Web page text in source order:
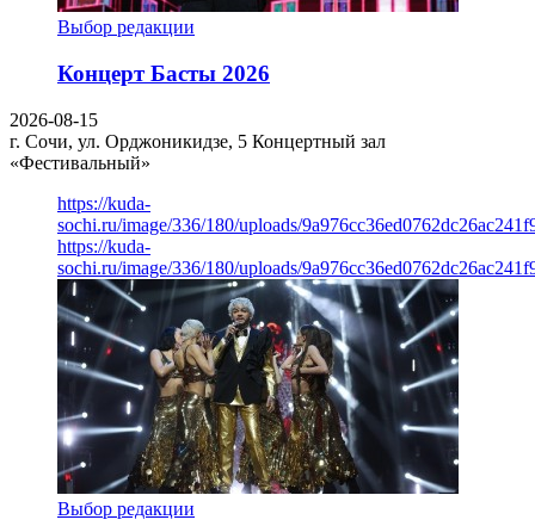
Выбор редакции
Концерт Басты 2026
2026-08-15
г. Сочи, ул. Орджоникидзе, 5 Концертный зал
«Фестивальный»
https://kuda-
sochi.ru/image/336/180/uploads/
https://kuda-
sochi.ru/image/336/180/uploads/
Выбор редакции